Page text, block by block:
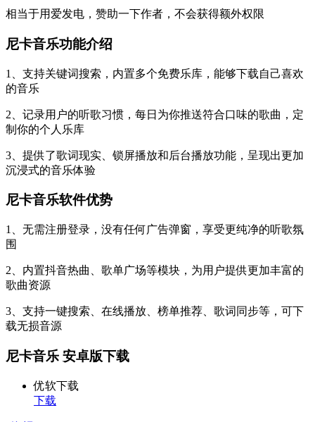
相当于用爱发电，赞助一下作者，不会获得额外权限
尼卡音乐功能介绍
1、支持关键词搜索，内置多个免费乐库，能够下载自己喜欢
的音乐
2、记录用户的听歌习惯，每日为你推送符合口味的歌曲，定
制你的个人乐库
3、提供了歌词现实、锁屏播放和后台播放功能，呈现出更加
沉浸式的音乐体验
尼卡音乐软件优势
1、无需注册登录，没有任何广告弹窗，享受更纯净的听歌氛
围
2、内置抖音热曲、歌单广场等模块，为用户提供更加丰富的
歌曲资源
3、支持一键搜索、在线播放、榜单推荐、歌词同步等，可下
载无损音源
尼卡音乐 安卓版下载
优软下载
下载